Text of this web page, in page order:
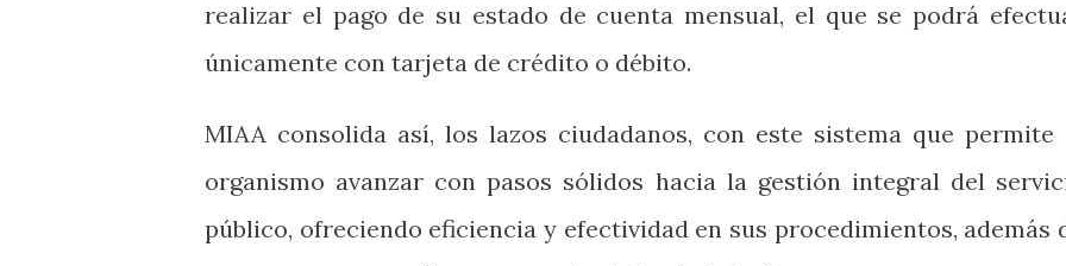
realizar el pago de su estado de cuenta mensual, el que se podrá
únicamente con tarjeta de crédito o débito.
MIAA consolida así, los lazos ciudadanos, con este sistema que permite
organismo avanzar con pasos sólidos hacia la gestión integral del
público, ofreciendo eficiencia y efectividad en sus procedimientos, además